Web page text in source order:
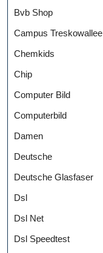
Bvb Shop
Campus Treskowallee
Chemkids
Chip
Computer Bild
Computerbild
Damen
Deutsche
Deutsche Glasfaser
Dsl
Dsl Net
Dsl Speedtest